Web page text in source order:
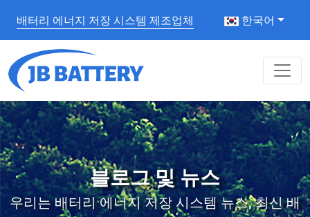
배터리 에너지 저장 시스템 제조업체 한국어
블로그 및 뉴스
우리는 배터리 에너지 저장 시스템 뉴스, 최신 배